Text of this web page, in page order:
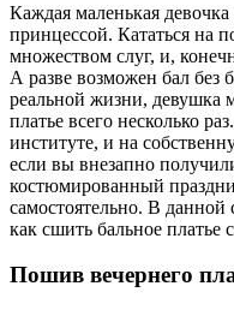
Каждая маленькая
принцессой. Кататься на
множеством слуг, и,
А разве возможен бал без
реальной жизни, девушка
платье всего несколько
институте, и на
если вы внезапно
костюмированный
самостоятельно. В
как сшить бальное платье
Пошив вечернего